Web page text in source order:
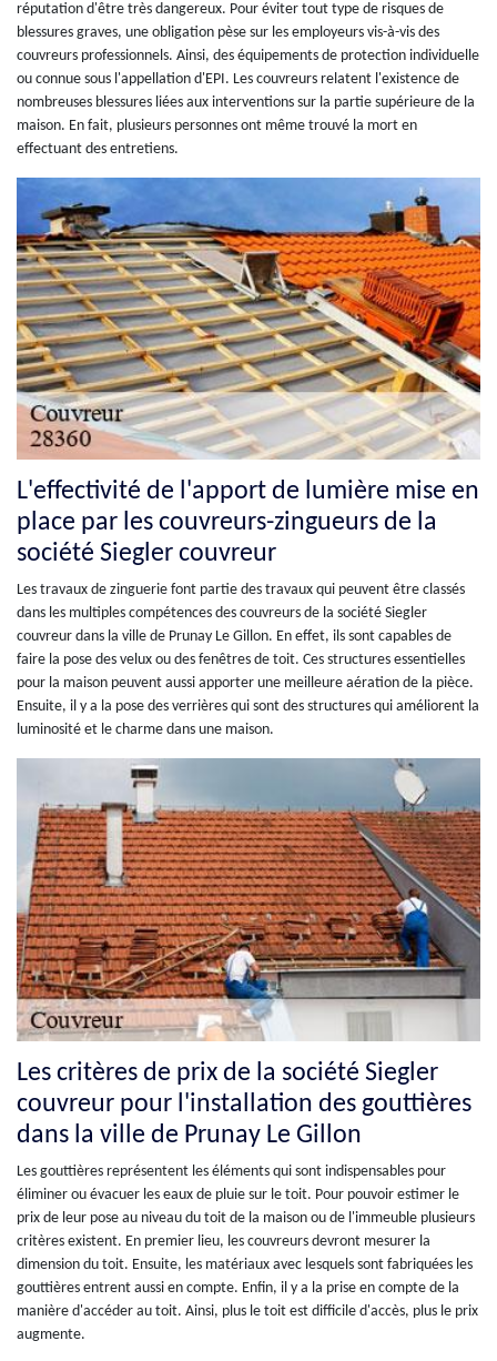
réputation d'être très dangereux. Pour éviter tout type de risques de
blessures graves, une obligation pèse sur les employeurs vis-à-vis des
couvreurs professionnels. Ainsi, des équipements de protection individuelle
ou connue sous l'appellation d'EPI. Les couvreurs relatent l'existence de
nombreuses blessures liées aux interventions sur la partie supérieure de la
maison. En fait, plusieurs personnes ont même trouvé la mort en
effectuant des entretiens.
L'effectivité de l'apport de lumière mise en
place par les couvreurs-zingueurs de la
société Siegler couvreur
Les travaux de zinguerie font partie des travaux qui peuvent être classés
dans les multiples compétences des couvreurs de la société Siegler
couvreur dans la ville de Prunay Le Gillon. En effet, ils sont capables de
faire la pose des velux ou des fenêtres de toit. Ces structures essentielles
pour la maison peuvent aussi apporter une meilleure aération de la pièce.
Ensuite, il y a la pose des verrières qui sont des structures qui améliorent la
luminosité et le charme dans une maison.
Les critères de prix de la société Siegler
couvreur pour l'installation des gouttières
dans la ville de Prunay Le Gillon
Les gouttières représentent les éléments qui sont indispensables pour
éliminer ou évacuer les eaux de pluie sur le toit. Pour pouvoir estimer le
prix de leur pose au niveau du toit de la maison ou de l'immeuble plusieurs
critères existent. En premier lieu, les couvreurs devront mesurer la
dimension du toit. Ensuite, les matériaux avec lesquels sont fabriquées les
gouttières entrent aussi en compte. Enfin, il y a la prise en compte de la
manière d'accéder au toit. Ainsi, plus le toit est difficile d'accès, plus le prix
augmente.